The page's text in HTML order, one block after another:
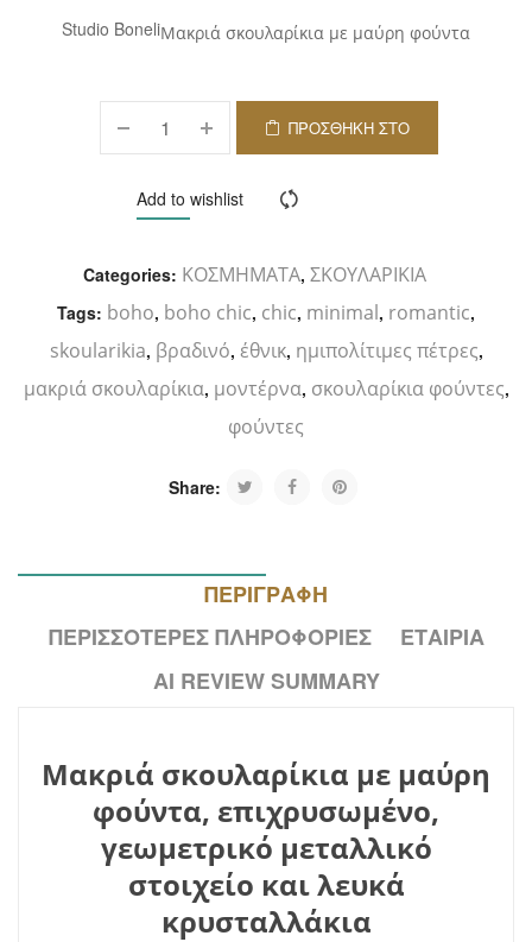
Studio BoneliΜακριά σκουλαρίκια με μαύρη φούντα
ΠΡΟΣΘΉΚΗ ΣΤΟ
Add to wishlist
Categories: ΚΟΣΜΗΜΑΤΑ, ΣΚΟΥΛΑΡΙΚΙΑ
Tags: boho, boho chic, chic, minimal, romantic,
skoularikia, βραδινό, έθνικ, ημιπολίτιμες πέτρες,
μακριά σκουλαρίκια, μοντέρνα, σκουλαρίκια φούντες,
φούντες
Share:
ΠΕΡΙΓΡΑΦΉ
ΠΕΡΙΣΣΌΤΕΡΕΣ ΠΛΗΡΟΦΟΡΊΕΣ
ΕΤΑΙΡΊΑ
AI REVIEW SUMMARY
Μακριά σκουλαρίκια με μαύρη
φούντα, επιχρυσωμένο,
γεωμετρικό μεταλλικό
στοιχείο και λευκά
κρυσταλλάκια